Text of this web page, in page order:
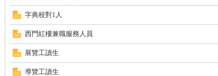
字典校對1人
西門紅樓兼職服務人員
展覽工讀生
導覽工讀生